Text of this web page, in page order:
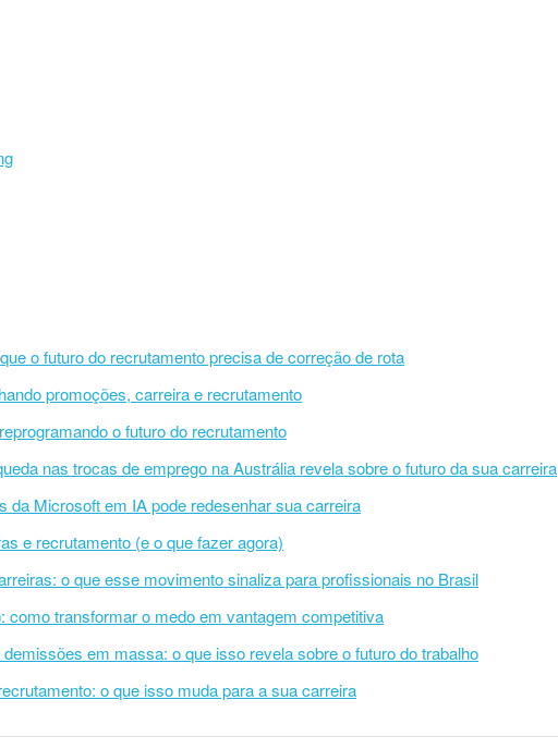
o futuro do recrutamento precisa de correção de rota
promoções, carreira e recrutamento
o futuro do recrutamento
nas trocas de emprego na Austrália revela sobre o futuro da sua carreira
da Microsoft em IA pode redesenhar sua carreira
e recrutamento (e o que fazer agora)
o que esse movimento sinaliza para profissionais no Brasil
como transformar o medo em vantagem competitiva
em massa: o que isso revela sobre o futuro do trabalho
o que isso muda para a sua carreira